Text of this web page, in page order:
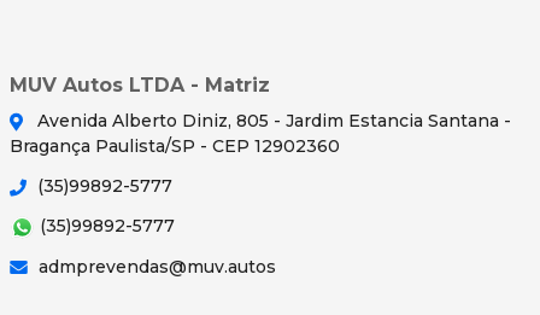
MUV Autos LTDA - Matriz
Avenida Alberto Diniz, 805 - Jardim Estancia Santana -
Bragança Paulista/SP - CEP 12902360
(35)99892-5777
(35)99892-5777
admprevendas@muv.autos